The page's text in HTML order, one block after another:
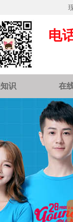
电
识 在